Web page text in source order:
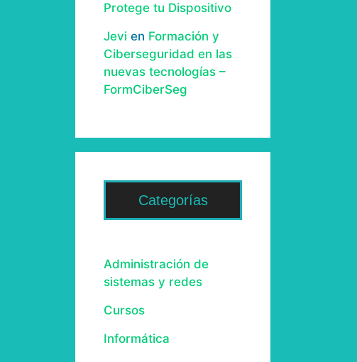
Protege tu Dispositivo
Jevi en Formación y
Ciberseguridad en las
nuevas tecnologías –
FormCiberSeg
Categorías
Administración de
sistemas y redes
Cursos
Informática